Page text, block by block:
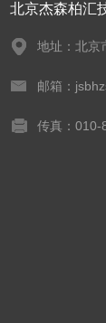
北京杰森柏汇
地址：北京
邮箱：
传真：010-